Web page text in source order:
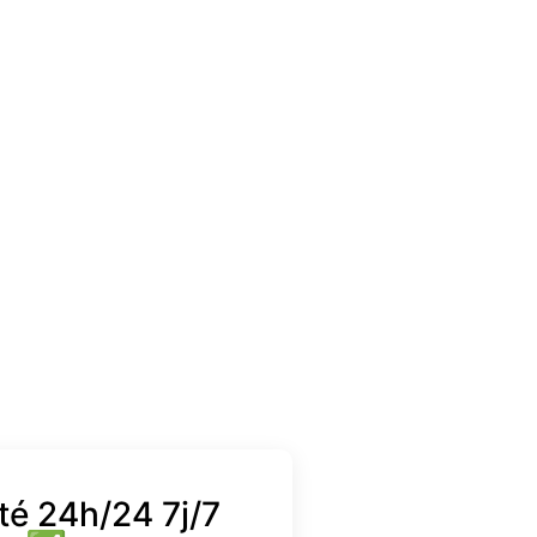
24h/24 7j/7